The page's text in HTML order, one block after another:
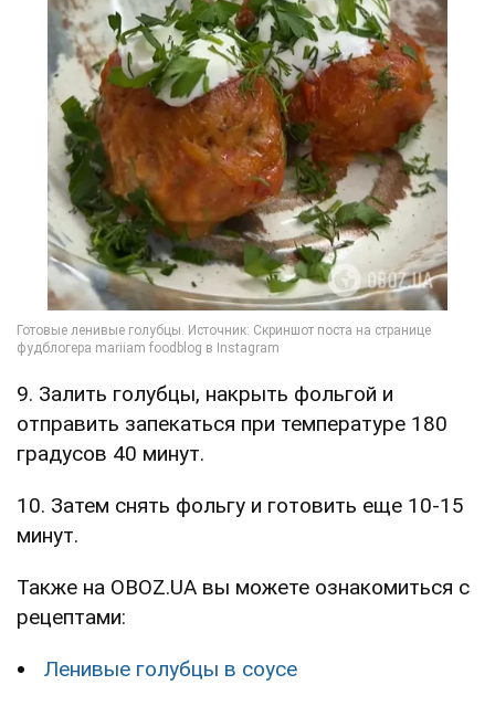
9. Залить голубцы, накрыть фольгой и
отправить запекаться при температуре 180
градусов 40 минут.
10. Затем снять фольгу и готовить еще 10-15
минут.
Также на OBOZ.UA вы можете ознакомиться с
рецептами:
Ленивые голубцы в соусе